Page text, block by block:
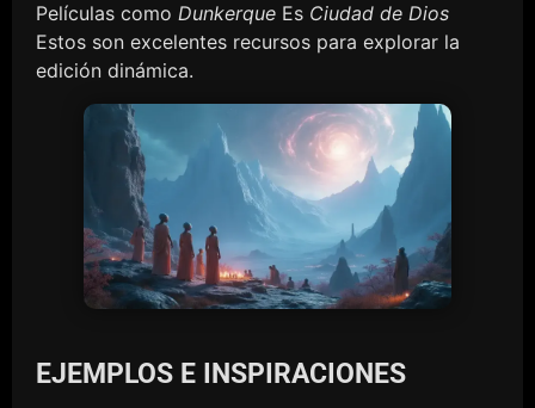
Películas como Dunkerque Es Ciudad de Dios
Estos son excelentes recursos para explorar la
edición dinámica.
EJEMPLOS E INSPIRACIONES